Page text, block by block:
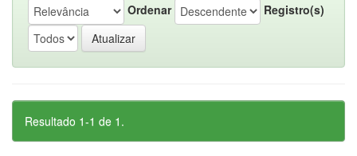
Ordenar
Registro(s)
Resultado 1-1 de 1.